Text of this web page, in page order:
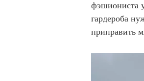
фэшиониста
гардероба
приправить